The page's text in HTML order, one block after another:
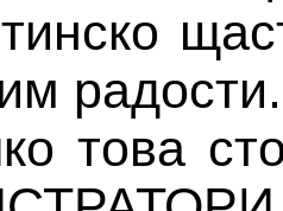
радости.
това